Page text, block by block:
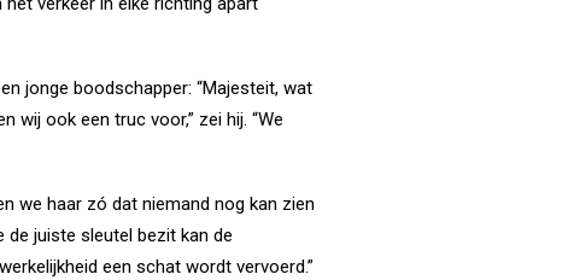
jonge boodschapper: “Majesteit, wat
wij ook een truc voor,” zei hij. “We
we haar zó dat niemand nog kan zien
de juiste sleutel bezit kan de
een schat wordt vervoerd.”